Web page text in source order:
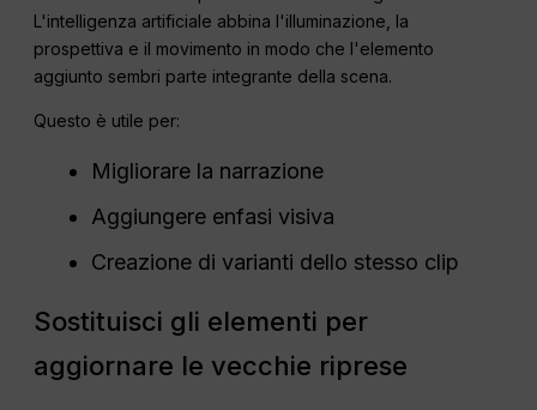
L'intelligenza artificiale abbina l'illuminazione, la
prospettiva e il movimento in modo che l'elemento
aggiunto sembri parte integrante della scena.
Questo è utile per:
Migliorare la narrazione
Aggiungere enfasi visiva
Creazione di varianti dello stesso clip
Sostituisci gli elementi per
aggiornare le vecchie riprese